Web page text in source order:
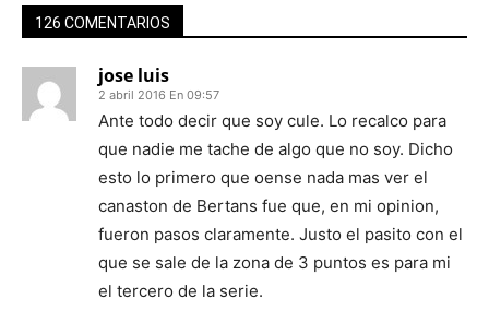
126 COMENTARIOS
jose luis
2 abril 2016 En 09:57
Ante todo decir que soy cule. Lo recalco para
que nadie me tache de algo que no soy. Dicho
esto lo primero que oense nada mas ver el
canaston de Bertans fue que, en mi opinion,
fueron pasos claramente. Justo el pasito con el
que se sale de la zona de 3 puntos es para mi
el tercero de la serie.